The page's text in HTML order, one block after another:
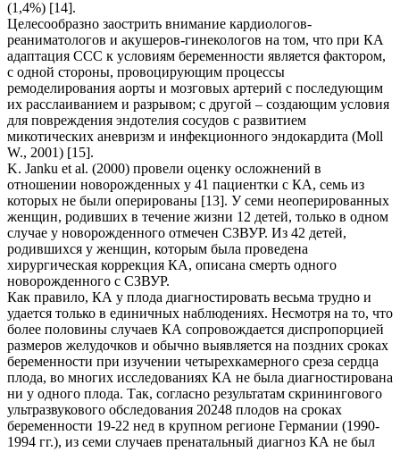
(1,4%) [14].
Целесообразно заострить внимание кардиологов-
реаниматологов и акушеров-гинекологов на том, что при КА
адаптация ССС к условиям беременности является фактором,
с одной стороны, провоцирующим процессы
ремоделирования аорты и мозговых артерий с последующим
их расслаиванием и разрывом; с другой – создающим условия
для повреждения эндотелия сосудов с развитием
микотических аневризм и инфекционного эндокардита (Моll
W., 2001) [15].
K. Janku et al. (2000) провели оценку осложнений в
отношении новорожденных у 41 пациентки с КА, семь из
которых не были оперированы [13]. У семи неоперированных
женщин, родивших в течение жизни 12 детей, только в одном
случае у новорожденного отмечен СЗВУР. Из 42 детей,
родившихся у женщин, которым была проведена
хирургическая коррекция КА, описана смерть одного
новорожденного с СЗВУР.
Как правило, КА у плода диагностировать весьма трудно и
удается только в единичных наблюдениях. Несмотря на то, что
более половины случаев КА сопровождается диспропорцией
размеров желудочков и обычно выявляется на поздних сроках
беременности при изучении четырехкамерного среза сердца
плода, во многих исследованиях КА не была диагностирована
ни у одного плода. Так, согласно результатам скринингового
ультразвукового обследования 20248 плодов на сроках
беременности 19-22 нед в крупном регионе Германии (1990-
1994 гг.), из семи случаев пренатальный диагноз КА не был